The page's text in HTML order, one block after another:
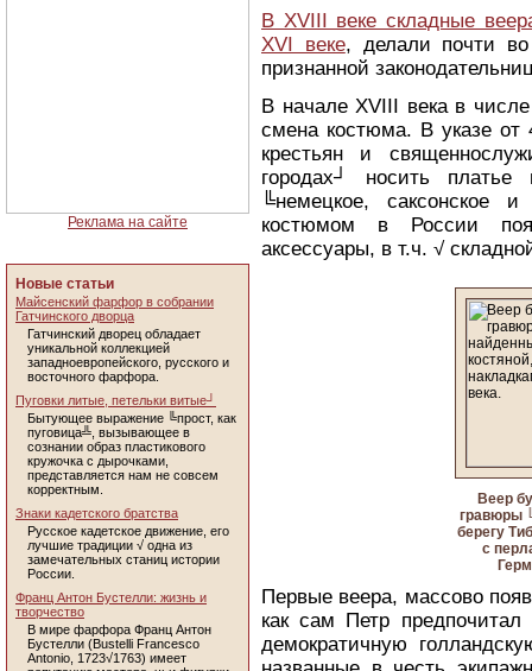
Реклама на сайте
Новые статьи
Майсенский фарфор в собрании
Гатчинского дворца
Гатчинский дворец обладает
уникальной коллекцией
западноевропейского, русского и
восточного фарфора.
Пуговки литые, петельки витые┘
Бытующее выражение ╚прост, как
пуговица╩, вызывающее в
сознании образ пластикового
кружочка с дырочками,
представляется нам не совсем
корректным.
Знаки кадетского братства
Русское кадетское движение, его
лучшие традиции √ одна из
замечательных станиц истории
России.
Франц Антон Бустелли: жизнь и
творчество
В мире фарфора Франц Антон
Бустелли (Bustelli Francesco
Antonio, 1723√1763) имеет
В XVIII веке складные
XVI веке, делали почти
признанной
В начале XVIII века в
смена костюма. В указе от
крестьян и
городах┘ носить платье
╚немецкое, саксонское
костюмом в России
аксессуары, в т.ч. √
Веер
гравюры
берегу
с
Первые веера, массово
как сам Петр
демократичную